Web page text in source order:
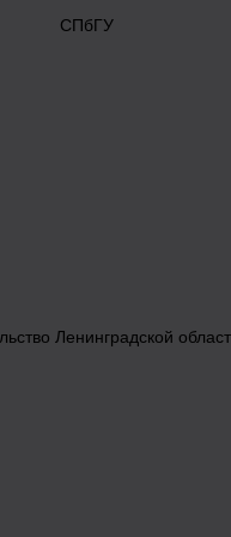
СПбГУ
Ленинградской